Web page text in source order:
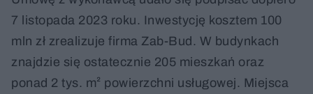
7 listopada 2023 roku. Inwestycję kosztem 100
mln zł zrealizuje firma Zab-Bud. W budynkach
znajdzie się ostatecznie 205 mieszkań oraz
ponad 2 tys. m² powierzchni usługowej. Miejsca